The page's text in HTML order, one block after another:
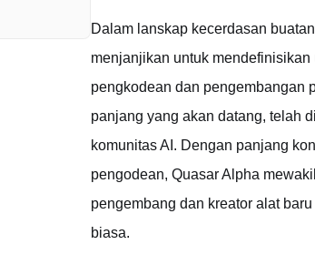
Dalam lanskap kecerdasan
menjanjikan untuk
pengkodean dan pengembangan
panjang yang akan datang, telah
komunitas AI. Dengan panjang
pengodean, Quasar Alpha
pengembang dan kreator alat
biasa.